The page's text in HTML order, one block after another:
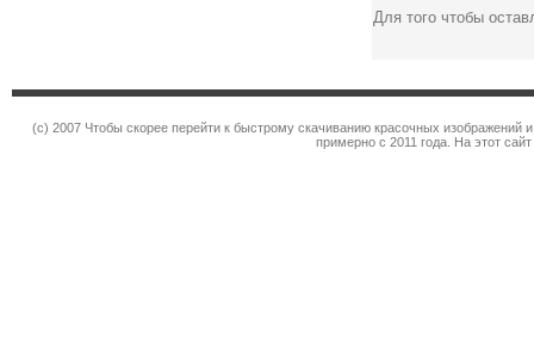
Для того чтобы
(c) 2007 Чтобы скорее перейти к быстрому скачиванию красочных
примерно с 2011 года. На этот